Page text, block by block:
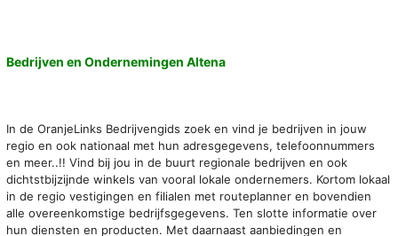
Bedrijven en Ondernemingen Altena
In de OranjeLinks Bedrijvengids zoek en vind je bedrijven in jouw
regio en ook nationaal met hun adresgegevens, telefoonnummers
en meer..!! Vind bij jou in de buurt regionale bedrijven en ook
dichtstbijzijnde winkels van vooral lokale ondernemers. Kortom lokaal
in de regio vestigingen en filialen met routeplanner en bovendien
alle overeenkomstige bedrijfsgegevens. Ten slotte informatie over
hun diensten en producten. Met daarnaast aanbiedingen en